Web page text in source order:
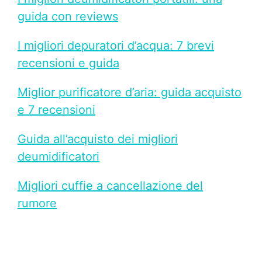
guida con reviews
I migliori depuratori d’acqua: 7 brevi
recensioni e guida
Miglior purificatore d’aria: guida acquisto
e 7 recensioni
Guida all’acquisto dei migliori
deumidificatori
Migliori cuffie a cancellazione del
rumore